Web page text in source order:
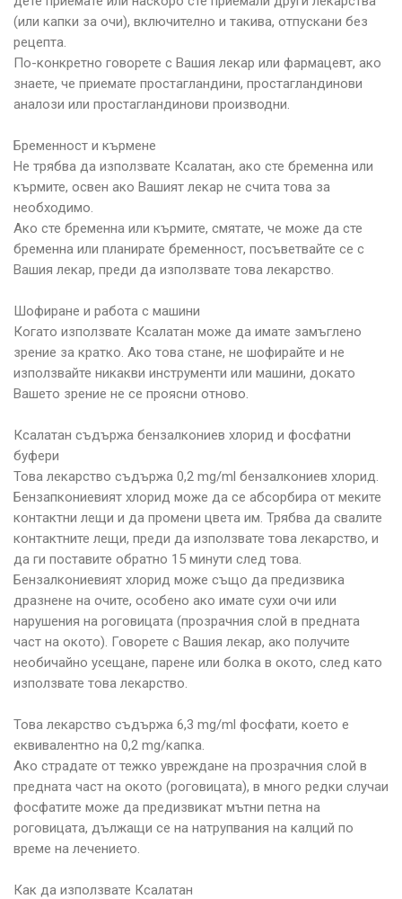
(или капки за очи), включително и такива, отпускани без
рецепта.
По-конкретно говорете с Вашия лекар или фармацевт, ако
знаете, че приемате простагландини, простагландинови
аналози или простагландинови производни.
Бременност и кърмене
Не трябва да използвате Ксалатан, ако сте бременна или
кърмите, освен ако Вашият лекар не счита това за
необходимо.
Ако сте бременна или кърмите, смятате, че може да сте
бременна или планирате бременност, посъветвайте се с
Вашия лекар, преди да използвате това лекарство.
Шофиране и работа с машини
Когато използвате Ксалатан може да имате замъглено
зрение за кратко. Ако това стане, не шофирайте и не
използвайте никакви инструменти или машини, докато
Вашето зрение не се проясни отново.
Ксалатан съдържа бензалкониев хлорид и фосфатни
буфери
Това лекарство съдържа 0,2 mg/ml бензалкониев хлорид.
Бензапкониевият хлорид може да се абсорбира от меките
контактни лещи и да промени цвета им. Трябва да свалите
контактните лещи, преди да използвате това лекарство, и
да ги поставите обратно 15 минути след това.
Бензалкониевият хлорид може също да предизвика
дразнене на очите, особено ако имате сухи очи или
нарушения на роговицата (прозрачния слой в предната
част на окото). Говорете с Вашия лекар, ако получите
необичайно усещане, парене или болка в окото, след като
използвате това лекарство.
Това лекарство съдържа 6,3 mg/ml фосфати, което е
еквивалентно на 0,2 mg/капка.
Ако страдате от тежко увреждане на прозрачния слой в
предната част на окото (роговицата), в много редки случаи
фосфатите може да предизвикат мътни петна на
роговицата, дължащи се на натрупвания на калций по
време на лечението.
Как да използвате Ксалатан